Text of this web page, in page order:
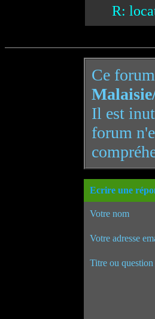
R:
Ce
Il est
forum
Ecrire une
Votre nom
Votre adresse
Titre ou question